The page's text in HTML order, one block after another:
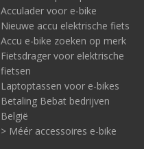
Acculader voor e-bike
Nieuwe accu elektrische fiets
Accu e-bike zoeken op merk
Fietsdrager voor elektrische
fietsen
Laptoptassen voor e-bikes
Betaling Bebat bedrijven
België
> Méér accessoires e-bike